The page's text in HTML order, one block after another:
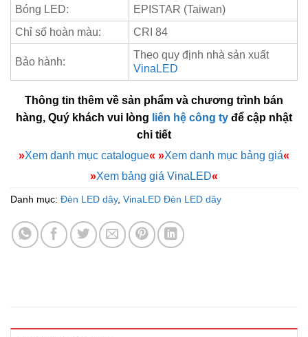
Bóng LED:
EPISTAR (Taiwan)
Chỉ số hoàn màu:
CRI 84
Bảo hành:
Theo quy định nhà sản xuất
VinaLED
Thông tin thêm về sản phẩm và chương trình bán
hàng, Quý khách vui lòng liên hệ công ty để cập nhật
chi tiết
»Xem danh mục catalogue« »Xem danh mục bảng giá«
»Xem bảng giá VinaLED«
Danh mục: Đèn LED dây, VinaLED Đèn LED dây